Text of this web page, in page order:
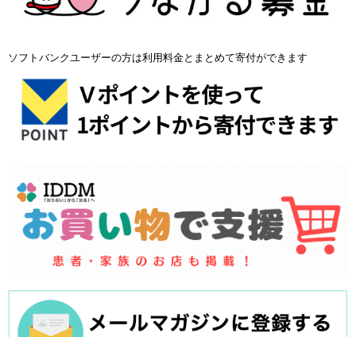
ソフトバンクユーザーの方は利用料金とまとめて寄付ができます